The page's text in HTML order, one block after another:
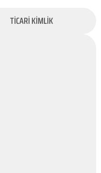
TİCARİ KİMLİK